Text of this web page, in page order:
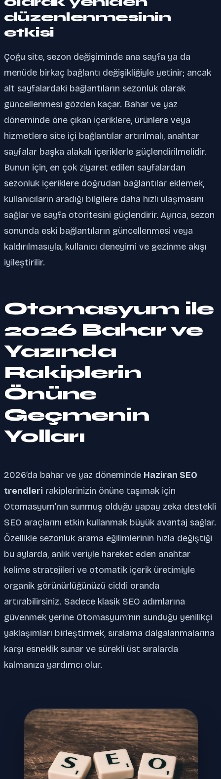
düzenlenmesinin
etkisi
Çoğu site, sezon değişiminde ana sayfa ya da
menüde birkaç bağlantı değişikliğiyle yetinir; ancak
alt sayfalardaki bağlantıların sezonluk olarak
güncellenmesi gözden kaçar. Bahar ve yaz
döneminde öne çıkan içeriklere, ürünlere veya
hizmetlere site içi bağlantılar artırılmalı, anahtar
sayfalar başka alakalı içeriklerle güçlendirilmelidir.
Bunun için, en çok ziyaret edilen sayfalardan
sezonluk içeriklere doğrudan bağlantılar eklemek,
kullanıcıların aradığı bilgilere daha hızlı ulaşmasını
sağlar ve sayfa otoritesini güçlendirir. Ayrıca, sezon
sonunda eski bağlantıların güncellenmesi veya
kaldırılmasıyla, kullanıcı deneyimi ve gezinme akışı
iyileştirilir.
Otomasyum ile
2026 Bahar ve
Yazında
Rakiplerin
Önüne
Geçmenin
Yolları
2026’da bahar ve yaz döneminde Haziran SEO
trendleri rakiplerinizin önüne taşımak için
Otomasyum’nın sunmuş olduğu yapay zeka destekli
SEO araçlarını etkin kullanmak büyük avantaj sağlar.
Özellikle sezonluk arama eğilimlerinin hızla değiştiği
bu aylarda, anlık veriyle hareket eden anahtar
kelime stratejileri ve otomatik içerik üretimiyle
organik görünürlüğünüzü ciddi oranda
artırabilirsiniz. Sadece klasik SEO adımlarına
güvenmek yerine Otomasyum’nın sunduğu yenilikçi
yaklaşımları birleştirmek, sıralama dalgalanmalarına
karşı esneklik sunar ve sürekli üst sıralarda
kalmanıza yardımcı olur.